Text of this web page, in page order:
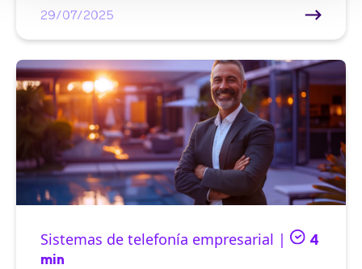
29/07/2025
Sistemas de telefonía empresarial |
4
min